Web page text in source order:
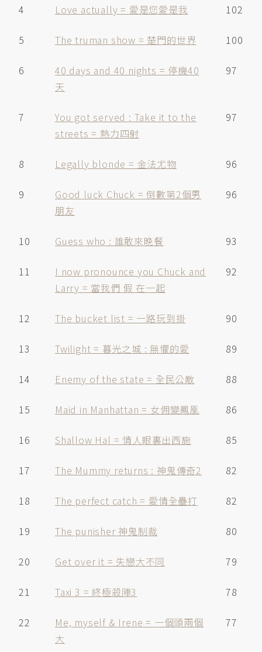
4 Love actually = 愛是您愛是我 102
5 The truman show = 楚門的世界 100
6
40 days and 40 nights = 停機40
天
97
7
You got served : Take it to the
streets = 熱力四射
97
8 Legally blonde = 金法尤物 96
9
Good luck Chuck = 倒數第2個男
朋友
96
10 Guess who : 誰敢來晚餐 93
11
I now pronounce you Chuck and
Larry = 當我們 假 在一起
92
12 The bucket list = 一路玩到掛 90
13 Twilight = 暮光之城 : 無懼的愛 89
14 Enemy of the state = 全民公敵 88
15 Maid in Manhattan = 女佣變鳳凰 86
16 Shallow Hal = 情人眼裏出西施 85
17 The Mummy returns : 神鬼傳奇2 82
18 The perfect catch = 愛情全壘打 82
19 The punisher 神鬼制裁 80
20 Get over it = 失戀大不同 79
21 Taxi 3 = 終極殺陣3 78
22
Me, myself & Irene = 一個頭兩個
大
77